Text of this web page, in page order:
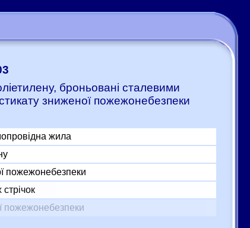
броньовані сталевими
зниженої пожежонебезпеки
жила
пожежонебезпеки
пожежонебезпеки